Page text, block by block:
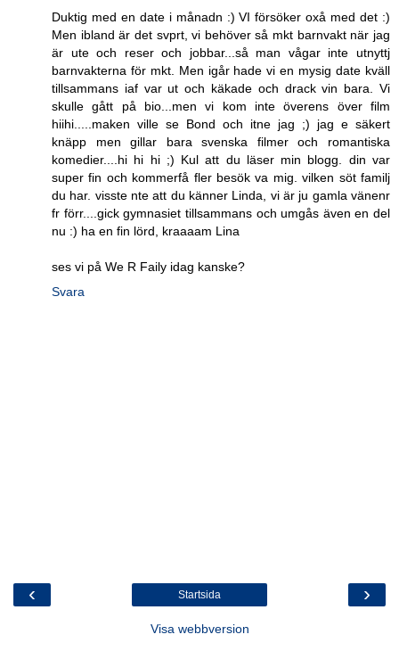
Duktig med en date i månadn :) VI försöker oxå med det :)
Men ibland är det svprt, vi behöver så mkt barnvakt när jag
är ute och reser och jobbar...så man vågar inte utnyttj
barnvakterna för mkt. Men igår hade vi en mysig date kväll
tillsammans iaf var ut och käkade och drack vin bara. Vi
skulle gått på bio...men vi kom inte överens över film
hiihi.....maken ville se Bond och itne jag ;) jag e säkert
knäpp men gillar bara svenska filmer och romantiska
komedier....hi hi hi ;) Kul att du läser min blogg. din var
super fin och kommerfå fler besök va mig. vilken söt familj
du har. visste nte att du känner Linda, vi är ju gamla vänenr
fr förr....gick gymnasiet tillsammans och umgås även en del
nu :) ha en fin lörd, kraaaam Lina
ses vi på We R Faily idag kanske?
Svara
‹ ›
Startsida
Visa webbversion